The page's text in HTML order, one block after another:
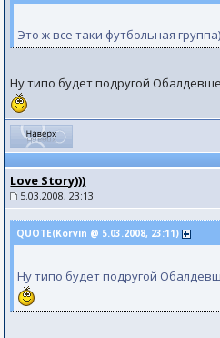
Это ж все таки футбольная
Ну типо будет подругой
Love Story)))
5.03.2008, 23:13
QUOTE(Kоrvin @ 5.03.2008, 23:11)
Ну типо будет подругой